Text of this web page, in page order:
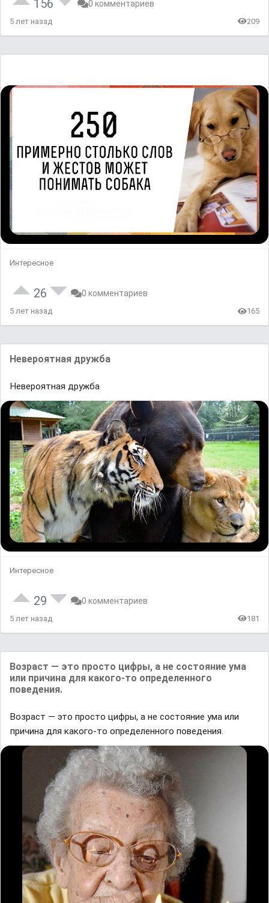
156 0 комментариев
5 лет назад 209
Интересное
26 0 комментариев
5 лет назад 165
Невероятная дружба
Невероятная дружба
Интересное
29 0 комментариев
5 лет назад 181
Возраст — это просто цифры, а не состояние ума
или причина для какого-то определенного
поведения.
Возраст — это просто цифры, а не состояние ума или
причина для какого-то определенного поведения.